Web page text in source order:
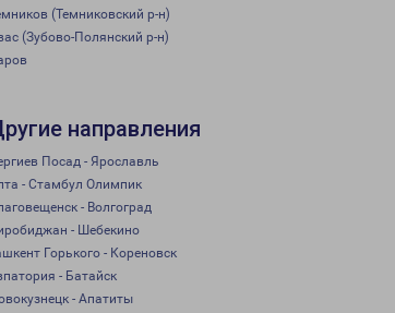
(Темниковский р-н)
(Зубово-Полянский р-н)
направления
Посад - Ярославль
- Стамбул Олимпик
- Волгоград
- Шебекино
Горького - Кореновск
- Батайск
- Апатиты